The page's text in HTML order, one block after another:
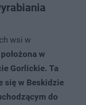
wsi w
w
Gorlickie. Ta
się w Beskidzie
do